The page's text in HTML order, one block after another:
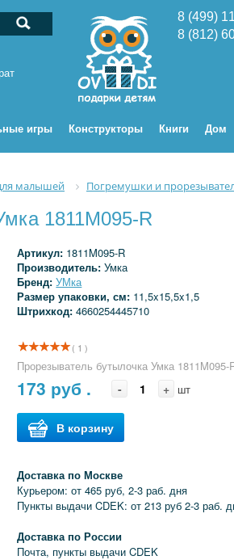
8 (499)
8 (812)
игры Конструкторы Книги Дом
малышей Погремушки и
1811M095-R
Артикул: 1811M095-R
Производитель:Умка
Бренд:УМка
Размер упаковки, см: 11,5x15,5x1,5
Штрихкод:4660254445710
( 1 )
Прорезыватель бутылочка Умка 1811M095-
173 руб . - + шт
В корзину
Доставка по Москве
Курьером: от 465 руб, 2-3 раб. дня
Пункты выдачи CDEK: от 213 руб 2-3 раб.
Доставка по России
Почта, пункты выдачи CDEK